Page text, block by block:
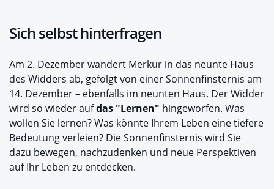
Sich selbst hinterfragen
Am 2. Dezember wandert Merkur in das neunte Haus
des Widders ab, gefolgt von einer Sonnenfinsternis am
14. Dezember – ebenfalls im neunten Haus. Der Widder
wird so wieder aufdas "Lernen" hingeworfen. Was
wollen Sie lernen? Was könnte Ihrem Leben eine tiefere
Bedeutung verleien? Die Sonnenfinsternis wird Sie
dazu bewegen, nachzudenken und neue Perspektiven
auf Ihr Leben zu entdecken.